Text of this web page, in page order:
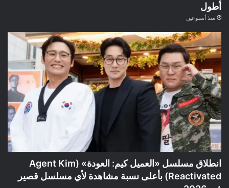
أطول
منذ أسبوعين
انطلاق مسلسل «العميل كيم: العودة» (Agent Kim
Reactivated) بأعلى نسبة مشاهدة لأي مسلسل قصير